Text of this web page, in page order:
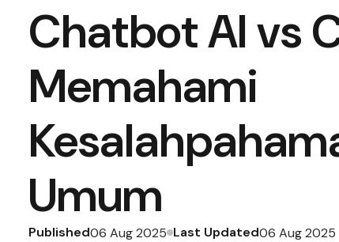
Chatbot AI vs
Memahami
Umum
Published06 Aug 2025 Last Updated06 Aug 2025